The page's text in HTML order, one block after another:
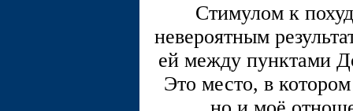
Стимулом к
невероятным
ей между пунктами
Это место, в